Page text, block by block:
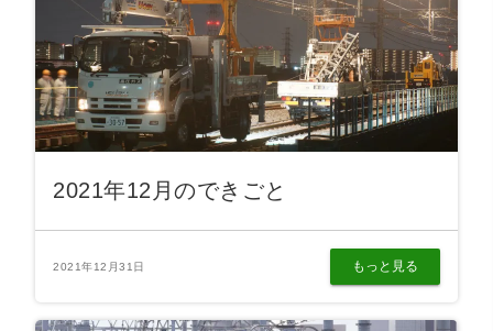
2021年12月のできごと
2021年12月31日 もっと見る